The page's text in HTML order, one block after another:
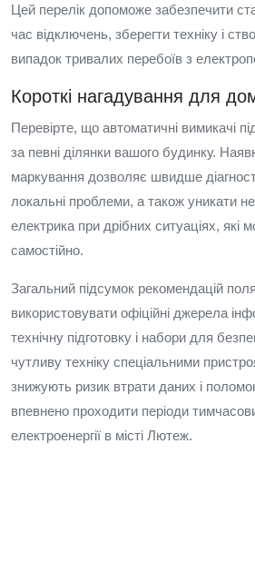
Цей перелік допоможе забезпечити
час відключень, зберегти техніку і
випадок тривалих перебоїв з
Короткі нагадування для
Перевірте, що автоматичні вимикачі
за певні ділянки вашого будинку.
маркування дозволяє швидше
локальні проблеми, а також уникати
електрика при дрібних ситуаціях, які
самостійно.
Загальний підсумок рекомендацій
використовувати офіційні джерела
технічну підготовку і набори для
чутливу техніку спеціальними
знижують ризик втрати даних і
впевнено проходити періоди
електроенергії в місті Лютеж.